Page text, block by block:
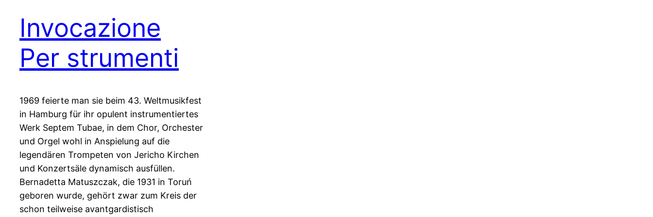
Invocazione
Per strumenti
1969 feierte man sie beim 43. Weltmusikfest
in Hamburg für ihr opulent instrumentiertes
Werk Septem Tubae, in dem Chor, Orchester
und Orgel wohl in Anspielung auf die
legendären Trompeten von Jericho Kirchen
und Konzertsäle dynamisch ausfüllen.
Bernadetta Matuszczak, die 1931 in Toruń
geboren wurde, gehört zwar zum Kreis der
schon teilweise avantgardistisch